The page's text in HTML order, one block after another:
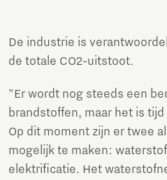
De industrie is
de totale CO2-uitstoot.
"Er wordt nog steeds een
brandstoffen, maar het is
Op dit moment zijn er twee
mogelijk te maken:
elektrificatie. Het